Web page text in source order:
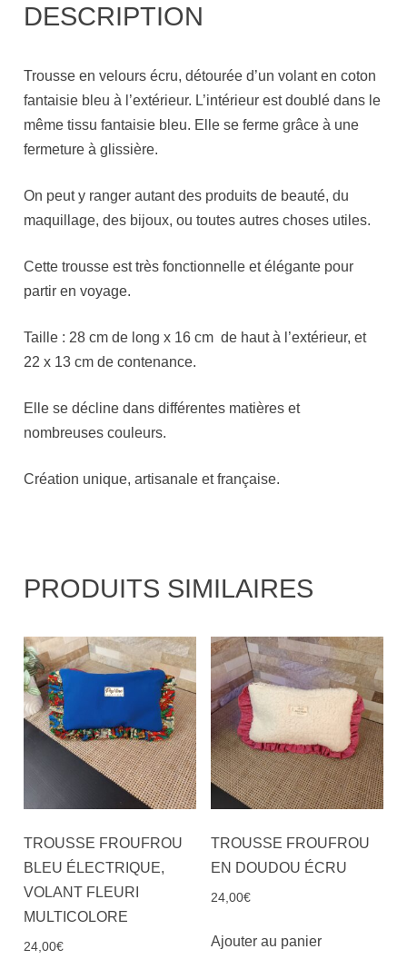
DESCRIPTION
Trousse en velours écru, détourée d’un volant en coton
fantaisie bleu à l’extérieur. L’intérieur est doublé dans le
même tissu fantaisie bleu. Elle se ferme grâce à une
fermeture à glissière.
On peut y ranger autant des produits de beauté, du
maquillage, des bijoux, ou toutes autres choses utiles.
Cette trousse est très fonctionnelle et élégante pour
partir en voyage.
Taille : 28 cm de long x 16 cm de haut à l’extérieur, et
22 x 13 cm de contenance.
Elle se décline dans différentes matières et
nombreuses couleurs.
Création unique, artisanale et française.
PRODUITS SIMILAIRES
TROUSSE FROUFROU
BLEU ÉLECTRIQUE,
VOLANT FLEURI
MULTICOLORE
24,00€
TROUSSE FROUFROU
EN DOUDOU ÉCRU
24,00€
Ajouter au panier